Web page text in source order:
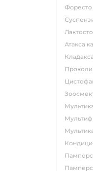
атакса